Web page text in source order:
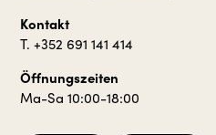
Kontakt
T. +352 691 141 414
Öffnungszeiten
Ma-Sa 10:00-18:00